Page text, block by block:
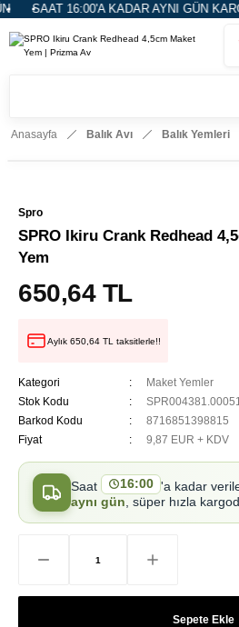
16:00'A KADAR AYNI GÜN KARGO
Anasayfa Balık Avı Balık Yemleri
Spro
SPRO Ikiru Crank Redhead
Yem
650,64 TL
Aylık 650,64 TL taksitlerle!!
Kategori
Maket Yemler
Stok Kodu
Barkod Kodu
8716851398815
Fiyat
9,87 EUR + KDV
Saat 16:00 'a kadar
aynı gün, süper hızla
Sepete Ekle